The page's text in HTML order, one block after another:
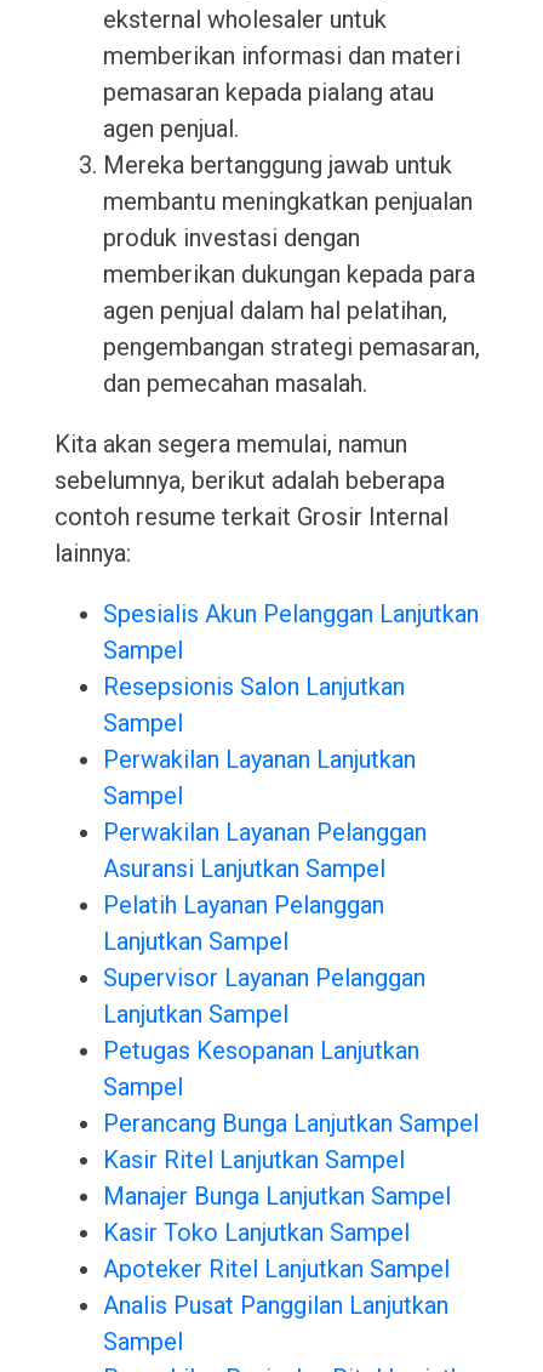
eksternal wholesaler untuk
memberikan informasi dan materi
pemasaran kepada pialang atau
agen penjual.
Mereka bertanggung jawab untuk
membantu meningkatkan penjualan
produk investasi dengan
memberikan dukungan kepada para
agen penjual dalam hal pelatihan,
pengembangan strategi pemasaran,
dan pemecahan masalah.
Kita akan segera memulai, namun
sebelumnya, berikut adalah beberapa
contoh resume terkait Grosir Internal
lainnya:
Spesialis Akun Pelanggan Lanjutkan
Sampel
Resepsionis Salon Lanjutkan
Sampel
Perwakilan Layanan Lanjutkan
Sampel
Perwakilan Layanan Pelanggan
Asuransi Lanjutkan Sampel
Pelatih Layanan Pelanggan
Lanjutkan Sampel
Supervisor Layanan Pelanggan
Lanjutkan Sampel
Petugas Kesopanan Lanjutkan
Sampel
Perancang Bunga Lanjutkan Sampel
Kasir Ritel Lanjutkan Sampel
Manajer Bunga Lanjutkan Sampel
Kasir Toko Lanjutkan Sampel
Apoteker Ritel Lanjutkan Sampel
Analis Pusat Panggilan Lanjutkan
Sampel